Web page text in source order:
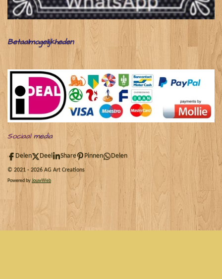
Betaalmogelijkheden
Sociaalmedia
Delen Deel Share Pinnen Delen
© 2021 - 2026 AG Art Creations
Powered byJouwWeb